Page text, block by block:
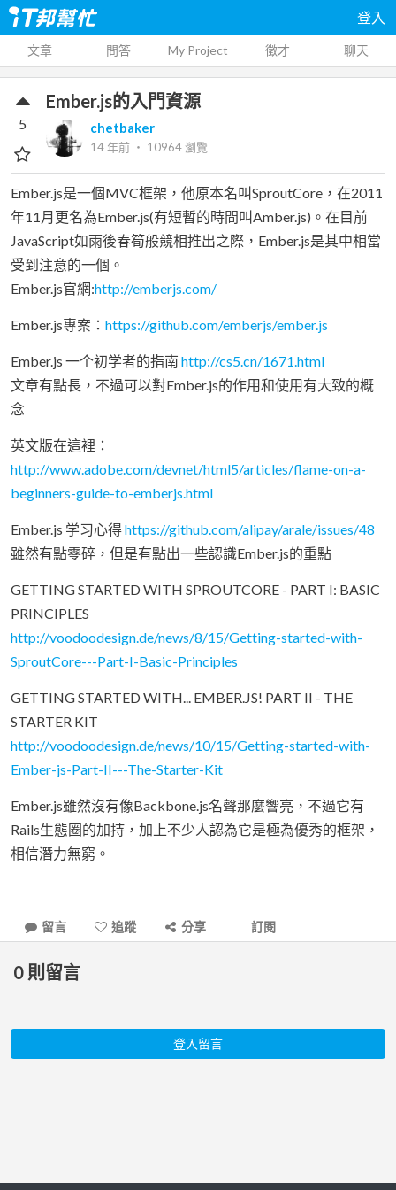
登入
文章 問答 My Project 徵才 聊天
Ember.js的入門資源
chetbaker
14 年前 ‧ 10964瀏覽
5
Ember.js是一個MVC框架，他原本名叫SproutCore，在2011
年11月更名為Ember.js(有短暫的時間叫Amber.js)。在目前
JavaScript如雨後春筍般競相推出之際，Ember.js是其中相當
受到注意的一個。
Ember.js官網:http://emberjs.com/
Ember.js專案： https://github.com/emberjs/ember.js
Ember.js 一个初学者的指南 http://cs5.cn/1671.html
文章有點長，不過可以對Ember.js的作用和使用有大致的概
念
英文版在這裡：
http://www.adobe.com/devnet/html5/articles/flame-on-a-
beginners-guide-to-emberjs.html
Ember.js 学习心得https://github.com/alipay/arale/issues/48
雖然有點零碎，但是有點出一些認識Ember.js的重點
GETTING STARTED WITH SPROUTCORE - PART I: BASIC
PRINCIPLES
http://voodoodesign.de/news/8/15/Getting-started-with-
SproutCore---Part-I-Basic-Principles
GETTING STARTED WITH... EMBER.JS! PART II - THE
STARTER KIT
http://voodoodesign.de/news/10/15/Getting-started-with-
Ember-js-Part-II---The-Starter-Kit
Ember.js雖然沒有像Backbone.js名聲那麼響亮，不過它有
Rails生態圈的加持，加上不少人認為它是極為優秀的框架，
相信潛力無窮。
留言 追蹤 分享 訂閱
0 則留言
登入留言